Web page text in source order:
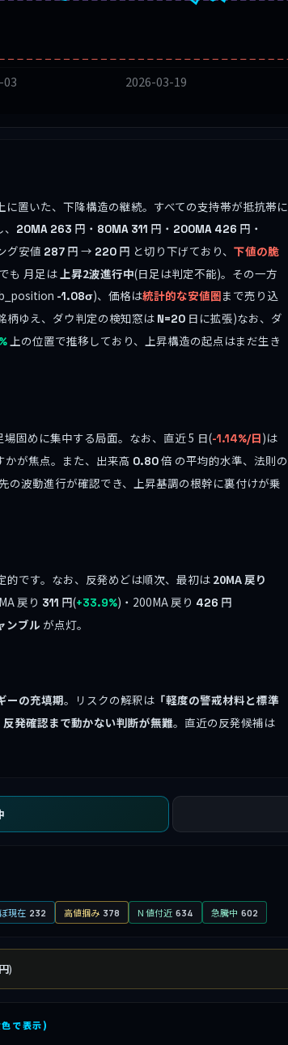
03 2026-03-19
に置いた、下降構造の継続。すべての支持帯が抵抗帯に
20MA 263 円・ 80MA 311 円・ 200MA 426 円・
グ安値 287 円 → 220 円 と切り下げており、 下値の脆
も 月足は上昇2波進行中(日足は判定不能)。その一方
-1.08σ)、価格は統計的な安値圏まで売り込
柄ゆえ、ダウ判定の検知窓は N=20 日に拡張)なお、ダ
上の位置で推移しており、上昇構造の起点はまだ生き
固めに集中する局面。なお、直近 5 日(-1.14%/日)は
が焦点。また、出来高 0.80倍 の平均的水準、法則の
の波動進行が確認でき、上昇基調の根幹に裏付けが乗
的です。なお、反発めどは順次、最初は 20MA 戻り
戻り 311 円(+33.9%)・200MA 戻り 426 円
ンブル が点灯。
ーの充填期。リスクの解釈は 「軽度の警戒材料と標準
発確認まで動かない判断が無難。直近の反発候補は
現在 232 高値掴み 378 N 値付近 634 急騰中 602
)
で表示)